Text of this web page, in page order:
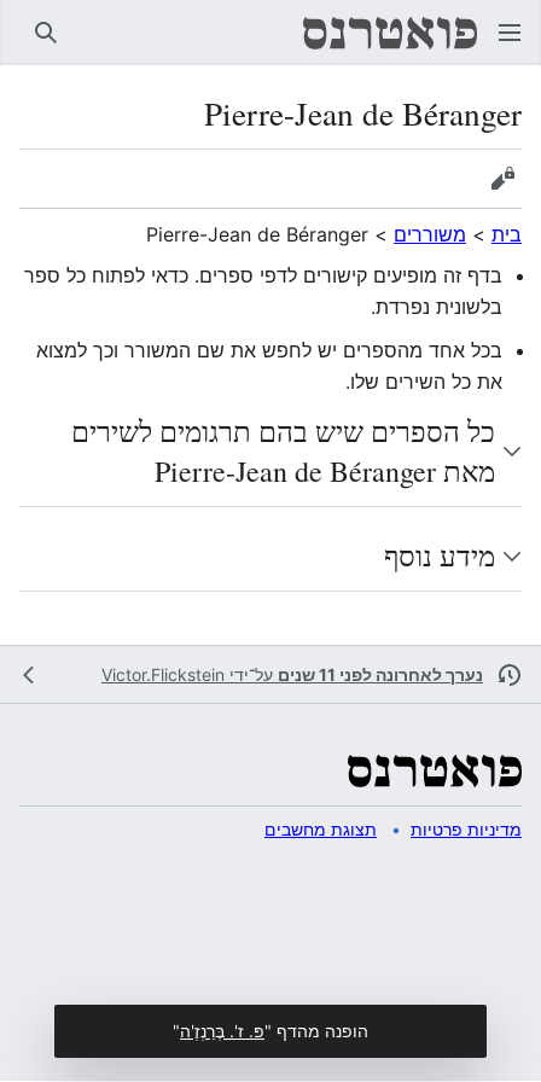
Pierre-Jean de Béranger
הצגת מקור
בית > משוררים >
Pierre-Jean de Béranger
בדף זה מופיעים קישורים לדפי ספרים. כדאי לפתוח כל ספר
בלשונית נפרדת.
בכל אחד מהספרים יש לחפש את שם המשורר וכך למצוא
את כל השירים שלו.
כל הספרים שיש בהם תרגומים לשירים
מאת Pierre-Jean de Béranger
מידע נוסף
נערך לאחרונה לפני 11 שנים על־ידי Victor.Flickstein
מדיניות פרטיות תצוגת מחשבים
הופנה מהדף "פּ. ז'. בֶּרַנְזֶ'ה"